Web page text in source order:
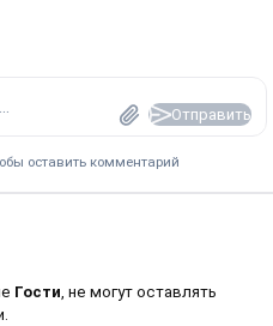
Отправить
оставить комментарий
Гости, не могут оставлять